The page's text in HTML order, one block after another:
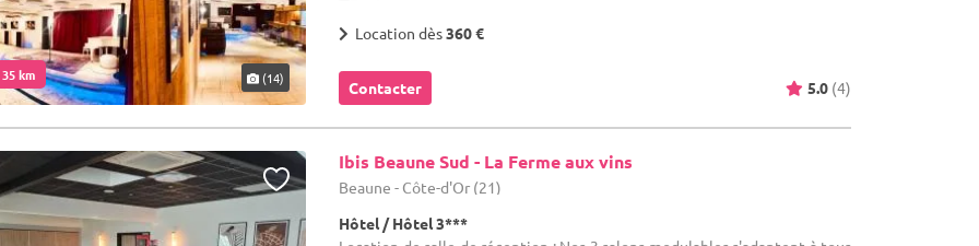
km (14)
Location dès360 €
Contacter 5.0 (4)
Ibis Beaune Sud - La Ferme aux vins
Beaune - Côte-d'Or (21)
Hôtel / Hôtel 3***